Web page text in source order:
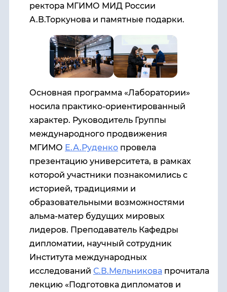
ректора МГИМО МИД России
А.В.Торкунова и памятные подарки.
Основная программа «Лаборатории»
носила практико-ориентированный
характер. Руководитель Группы
международного продвижения
МГИМО Е.А.Руденко провела
презентацию университета, в рамках
которой участники познакомились с
историей, традициями и
образовательными возможностями
альма-матер будущих мировых
лидеров. Преподаватель Кафедры
дипломатии, научный сотрудник
Института международных
исследований С.В.Мельникова прочитала
лекцию «Подготовка дипломатов и